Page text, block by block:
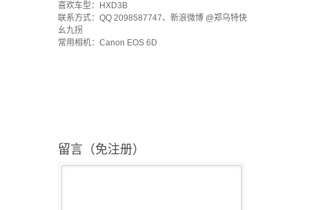
喜欢车型：HXD3B
联系方式：QQ 2098587747、新浪微博 @郑乌特快
幺九拐
常用相机：Canon EOS 6D
留言（免注册）